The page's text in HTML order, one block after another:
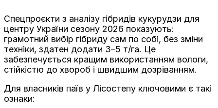
Спецпроєкти з аналізу гібридів кукурудзи для
центру України сезону 2026 показують:
грамотний вибір гібриду сам по собі, без зміни
техніки, здатен додати 3–5 т/га. Це
забезпечується кращим використанням вологи,
стійкістю до хвороб і швидшим дозріванням.
Для власників паїв у Лісостепу ключовими є такі
ознаки: